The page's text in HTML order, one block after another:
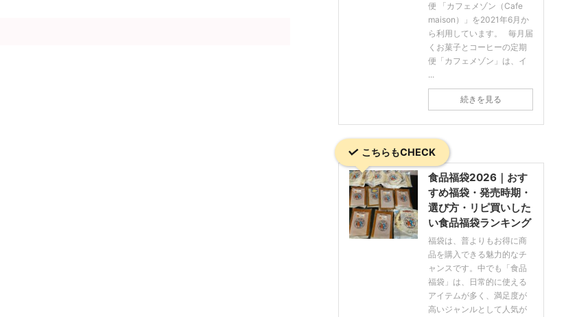
便 「カフェメゾン（Cafe
maison）」を2021年6月か
ら利用しています。 毎月届
くお菓子とコーヒーの定期
便「カフェメゾン」は、イ
...
続きを見る
こちらもCHECK
食品福袋2026｜おす
すめ福袋・発売時期・
選び方・リピ買いした
い食品福袋ランキング
福袋は、普よりもお得に商
品を購入できる魅力的なチ
ャンスです。中でも「食品
福袋」は、日常的に使える
アイテムが多く、満足度が
高いジャンルとして人気が